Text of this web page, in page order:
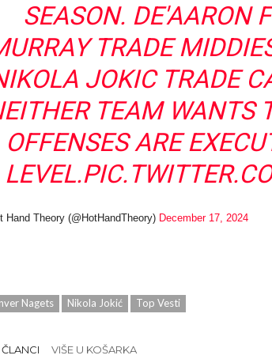
SEASON. DE'AARON
TRADE
JOKIC TRADE
TEAM WANTS
OFFENSES ARE
LEVEL.
Theory (@HotHandTheory) December 17, 2024
Nagets Nikola Jokić Top Vesti
VIŠE U KOŠARKA